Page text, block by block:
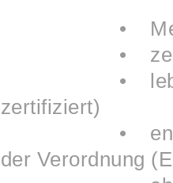
•
•
•
zertifiziert)
• entspricht
der Verordnung